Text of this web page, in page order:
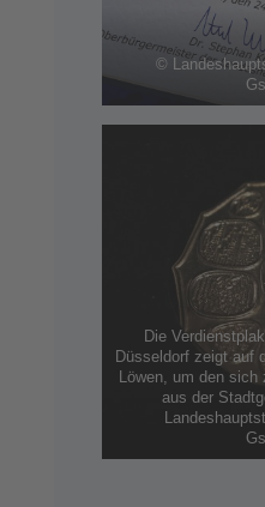
©
Die
Düsseldorf zeigt auf
Löwen, um den sich
aus der